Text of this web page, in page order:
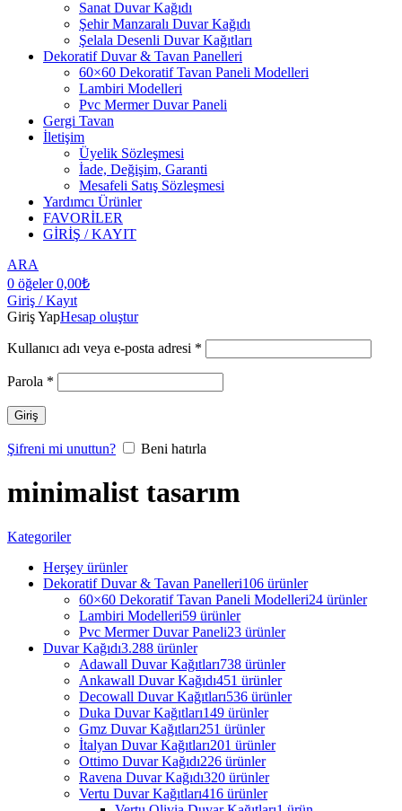
Sanat Duvar Kağıdı
Şehir Manzaralı Duvar Kağıdı
Şelala Desenli Duvar Kağıtları
Dekoratif Duvar & Tavan Panelleri
60×60 Dekoratif Tavan Paneli Modelleri
Lambiri Modelleri
Pvc Mermer Duvar Paneli
Gergi Tavan
İletişim
Üyelik Sözleşmesi
İade, Değişim, Garanti
Mesafeli Satış Sözleşmesi
Yardımcı Ürünler
FAVORİLER
GİRİŞ / KAYIT
ARA
0 öğeler 0,00₺
Giriş / Kayıt
Giriş YapHesap oluştur
Kullanıcı adı veya e-posta adresi *
Parola *
Giriş
Şifreni mi unuttun? Beni hatırla
minimalist tasarım
Kategoriler
Herşey ürünler
Dekoratif Duvar & Tavan Panelleri106 ürünler
60×60 Dekoratif Tavan Paneli Modelleri24 ürünler
Lambiri Modelleri59 ürünler
Pvc Mermer Duvar Paneli23 ürünler
Duvar Kağıdı3.288 ürünler
Adawall Duvar Kağıtları738 ürünler
Ankawall Duvar Kağıdı451 ürünler
Decowall Duvar Kağıtları536 ürünler
Duka Duvar Kağıtları149 ürünler
Gmz Duvar Kağıtları251 ürünler
İtalyan Duvar Kağıtları201 ürünler
Ottimo Duvar Kağıdı226 ürünler
Ravena Duvar Kağıdı320 ürünler
Vertu Duvar Kağıtları416 ürünler